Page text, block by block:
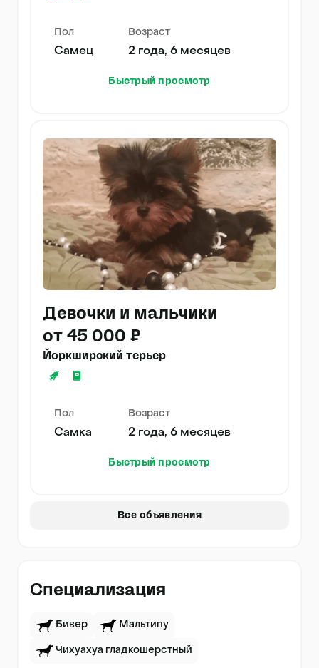
Пол
Самец
Возраст
2 года, 6 месяцев
Быстрый просмотр
Девочки и мальчики
от 45 000 ₽
Йоркширский терьер
Пол
Самка
Возраст
2 года, 6 месяцев
Быстрый просмотр
Все объявления
Специализация
Бивер Мальтипу
Чихуахуа гладкошерстный